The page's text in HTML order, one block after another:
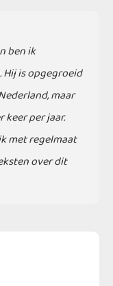
ben ik
is opgegroeid
maar
keer per jaar.
met regelmaat
over dit